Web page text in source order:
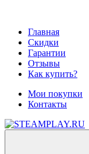
Главная
Скидки
Гарантии
Отзывы
Как купить?
Мои покупки
Контакты